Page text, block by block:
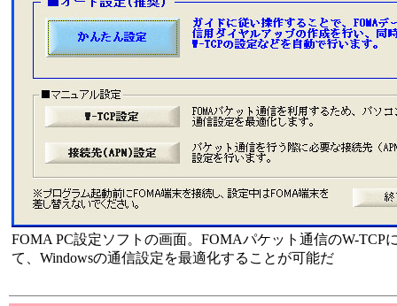
FOMA PC設定ソフトの画面。FOMAパケット通信のW-TCP
て、Windowsの通信設定を最適化することが可能だ